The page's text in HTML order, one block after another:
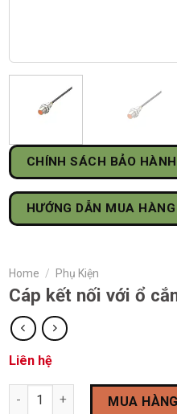
CHÍNH SÁCH BẢO HÀNH
HƯỚNG DẪN MUA HÀNG
Home / Phụ Kiện
Cáp kết nối với ổ
Liên hệ
Cáp kết nối với ổ cắm IFM
MUA HÀNG